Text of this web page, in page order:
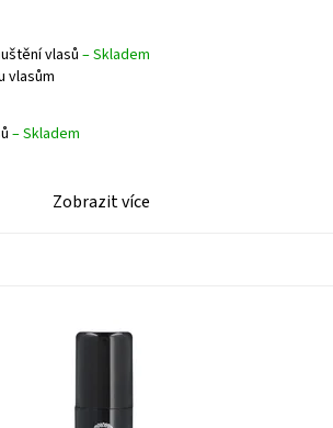
vlasů–Skladem
vlasům
–Skladem
Zobrazit více